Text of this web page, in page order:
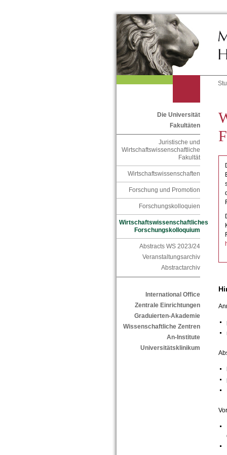
Die Universität
Fakultäten
Juristische und
Wirtschaftswissenschaftliche
Fakultät
Wirtschaftswissenschaften
Forschung und Promotion
Forschungskolloquien
Wirtschaftswissenschaftliches
Forschungskolloquium
Abstracts WS 2023/24
Veranstaltungsarchiv
Abstractarchiv
International Office
Zentrale Einrichtungen
Graduierten-Akademie
Wissenschaftliche Zentren
An-Institute
Universitätsklinikum